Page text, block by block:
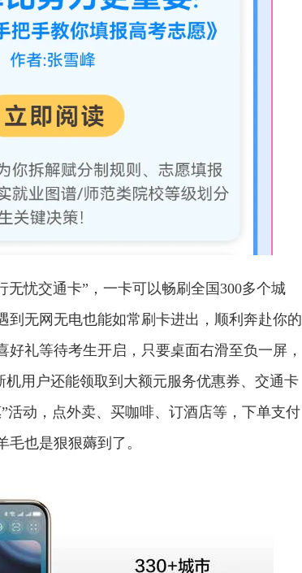
忧交通卡”，一卡可以畅刷全国300多个城
无网无电也能如常刷卡进出，顺利奔赴你的
礼等待考生开启，只要桌面右滑至负一屏，
机用户还能领取到大额元服务优惠券、交通卡
动，点外卖、买咖啡、订酒店等，下单支付
也是狠狠薅到了。